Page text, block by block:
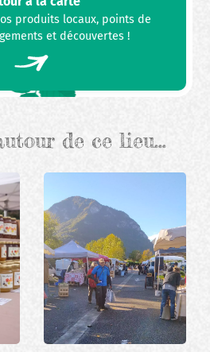
produits locaux, points de
et découvertes !
de ce lieu…